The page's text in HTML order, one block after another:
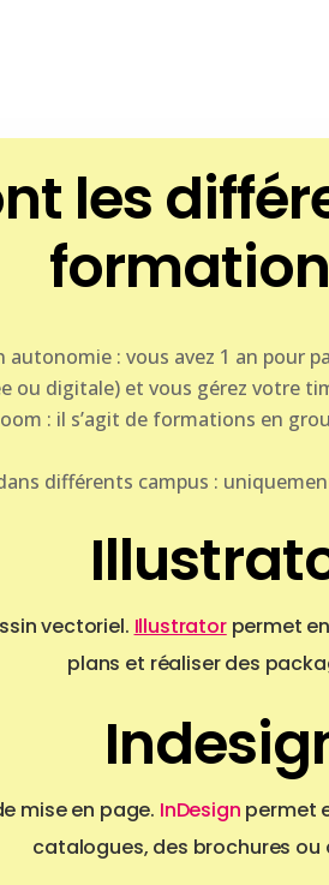
les
: vous avez 1 an pour
ou digitale) et vous gérez votre
: il s’agit de formations en
différents campus :
vectoriel. Illustratorpermet
plans et réaliser des
mise en page. InDesign permet
catalogues, des brochures ou